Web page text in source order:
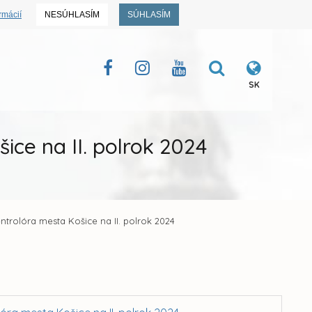
NESÚHLASÍM SÚHLASÍM
SK
na II. polrok 2024
mesta Košice na II. polrok 2024